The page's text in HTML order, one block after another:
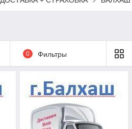
0 Фильтры